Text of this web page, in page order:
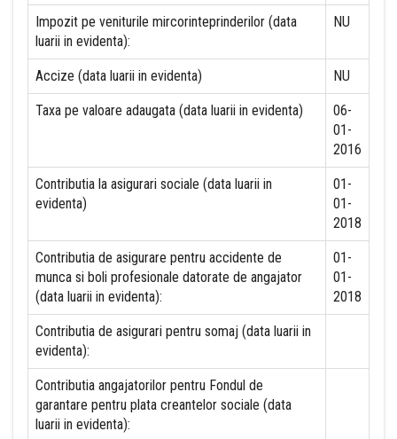
Impozit pe veniturile mircorinteprinderilor (data
luarii in evidenta):
NU
Accize (data luarii in evidenta) NU
Taxa pe valoare adaugata (data luarii in evidenta)
06-
01-
2016
Contributia la asigurari sociale (data luarii in
evidenta)
01-
01-
2018
Contributia de asigurare pentru accidente de
munca si boli profesionale datorate de angajator
(data luarii in evidenta):
01-
01-
2018
Contributia de asigurari pentru somaj (data luarii in
evidenta):
Contributia angajatorilor pentru Fondul de
garantare pentru plata creantelor sociale (data
luarii in evidenta):